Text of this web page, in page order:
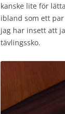
kanske lite för
ibland som ett
jag har insett att
tävlingssko.